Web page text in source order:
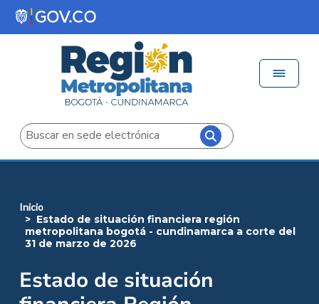
Pasar al contenido principal
Buscar
inicio
estado de situación financiera región
metropolitana bogotá - cundinamarca a corte del
31 de marzo de 2026
Estado de situación